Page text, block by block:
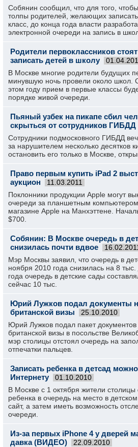
Собянин сообщил, что для того,
толпы родителей, желающих
класс, до конца года власти
электронной очереди на запись в
Родители первоклассников
записать детей в школу
В Москве многие родители будущих
минувшую ночь провели около школ.
этом году прием в первые классы
порядке живой очереди.
Пьяный узбек на пикапе сбил
скрыться от сотрудников ГИБДД
Сотрудники подмосковного ГИБДД
за нарушителем несколько десятков
остановить его только в Москве,
Право первым купить iPad 2
аукцион
11.03.2011
Поклонники продукции Apple могут
очереди за планшетным
магазине Apple на Манхэттене.
$700.
Собянин: В Москве очередь в
снизилась почти вдвое
Мэр Москвы заявил, что очередь в
ноября 2010 года снизилась на 8
года очередь в детские сады
сейчас 10 тыс.
Юрий Лужков подал документы
британской визы
25.10.2010
Юрий Лужков подал пакет
британской визы в посольстве
мэр столицы отстоял очередь на
отпечатки пальцев.
Записать ребенка в детсад
Интернету
01.10.2010
В Москве с 1 октября жители столицы
ребенка в очередь на место в
сайт, а затем иметь возможность
очереди.
Из-за первых iPhone 4 у дверей
давка (ВИДЕО)
22.09.2010